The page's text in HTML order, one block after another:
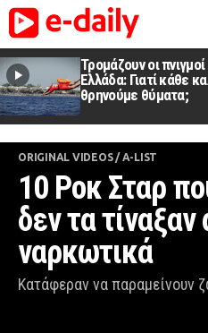
Τρομάζουν οι
Ελλάδα: Γιατί κάθε
θρηνούμε θύματα;
ORIGINAL VIDEOS/A-LIST
10 Ροκ Σταρ
δεν τα
ναρκωτικά
Kατάφεραν να παραμείνουν